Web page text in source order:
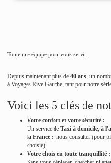
Toute une équipe pour vous servir...
Depuis maintenant plus de 40 ans, un
à Voyages Rive Gauche, tant pour notre
Voici les 5 clés de
Votre confort et votre sécurité :
Un service de Taxi à domicile, à
la France : nous consulter (pour
choisie).
Votre choix en toute tranquillité :